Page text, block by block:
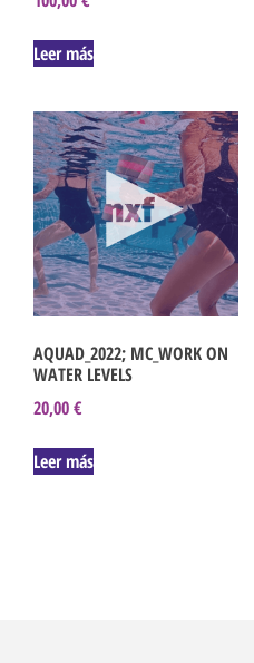
Leer más
AQUAD_2022; MC_WORK ON
WATER LEVELS
20,00€
Leer más